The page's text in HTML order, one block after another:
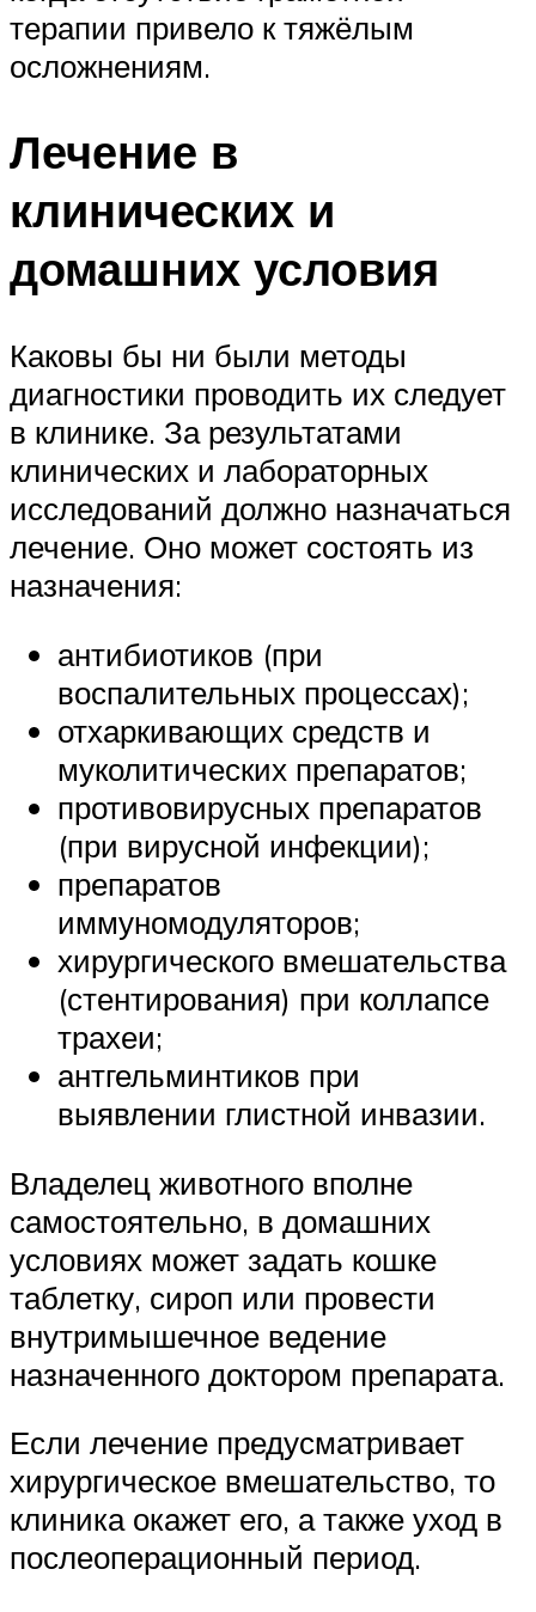
терапии привело к тяжёлым
осложнениям.
Лечение в
клинических и
домашних условия
Каковы бы ни были методы
диагностики проводить их следует
в клинике. За результатами
клинических и лабораторных
исследований должно назначаться
лечение. Оно может состоять из
назначения:
антибиотиков (при
воспалительных процессах);
отхаркивающих средств и
муколитических препаратов;
противовирусных препаратов
(при вирусной инфекции);
препаратов
иммуномодуляторов;
хирургического вмешательства
(стентирования) при коллапсе
трахеи;
антгельминтиков при
выявлении глистной инвазии.
Владелец животного вполне
самостоятельно, в домашних
условиях может задать кошке
таблетку, сироп или провести
внутримышечное ведение
назначенного доктором препарата.
Если лечение предусматривает
хирургическое вмешательство, то
клиника окажет его, а также уход в
послеоперационный период.